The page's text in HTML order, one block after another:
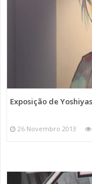
Exposição de
26 Novembro 2013